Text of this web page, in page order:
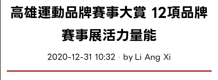
高雄運動品牌賽事大賞 12項品牌
賽事展活力量能
2020-12-31 10:32 by Li Ang Xi